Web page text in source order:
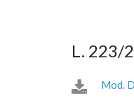
L. 223/
Mod.